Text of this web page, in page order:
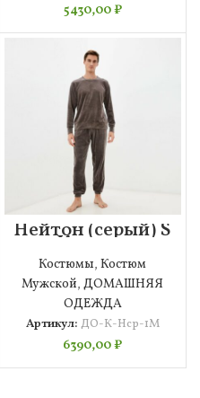
5430,00₽
Нейтон (серый) S
Костюм
Мужской
Костюмы,Костюм
Мужской,ДОМАШНЯЯ
ОДЕЖДА
Артикул: ДО-К-Нср-1М
6390,00₽